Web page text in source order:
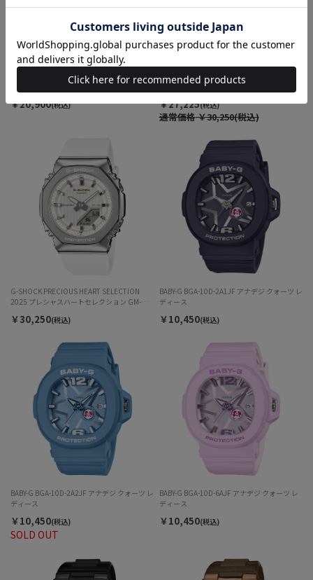
CASIO カシオ クラシック リバティ コラボレ
ーションモデル AQ-230EBLT-1AJR アナデジ
￥20,900(税込)
G-SHOCK PRECIOUS HEART SELECTION
2025 プレシャスハートセレクション GM-
￥27,225(税込)
通常価格￥30,250(税込)
G-SHOCK PRECIOUS HEART SELECTION
2025 プレシャスハートセレクション GM-
￥30,250(税込)
BABY-G BGA-10D-2A1JF アナデジ クォーツ レ
ディース
￥10,450(税込)
SOLD OUT
BABY-G BGA-10D-2A2JF アナデジ クォーツ レ
ディース
￥10,450(税込)
BABY-G BGA-10D-6AJF アナデジ クォーツ レ
ディース
￥10,450(税込)